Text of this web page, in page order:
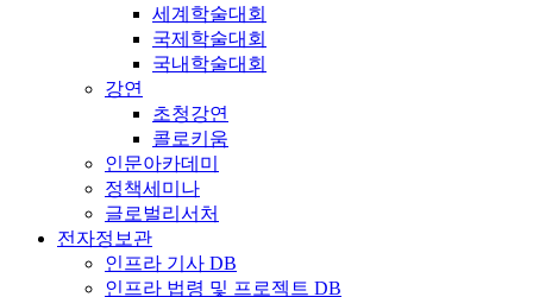
세계학술대회
국제학술대회
국내학술대회
강연
초청강연
콜로키움
인문아카데미
정책세미나
글로벌리서처
전자정보관
인프라 기사 DB
인프라 법령 및 프로젝트 DB